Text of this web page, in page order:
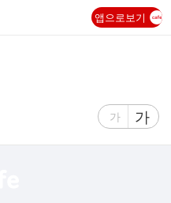
앱으로보기
글
가
글
자
가